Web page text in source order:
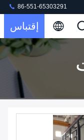
86-551-65303291
إقتباس